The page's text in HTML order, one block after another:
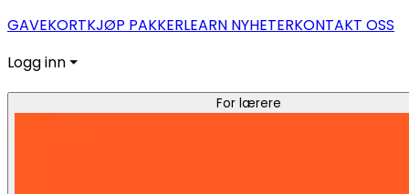
GAVEKORTKJØP PAKKERLEARN NYHETERKONTAKT OSS
Logg inn ⏷
For lærere